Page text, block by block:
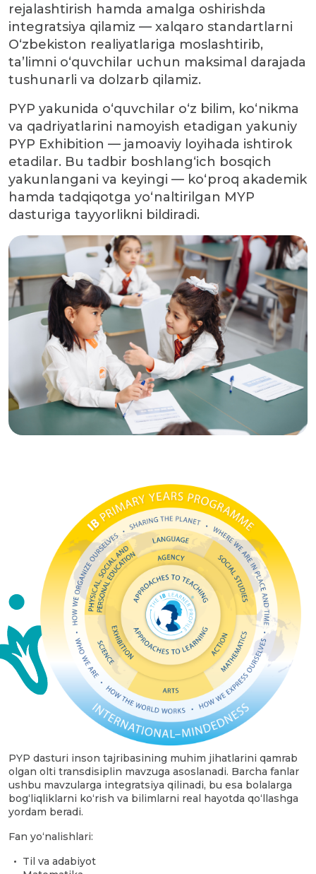
rejalashtirish hamda amalga oshirishda
integratsiya qilamiz — xalqaro standartlarni
O‘zbekiston realiyatlariga moslashtirib,
ta’limni o‘quvchilar uchun maksimal darajada
tushunarli va dolzarb qilamiz.
PYP yakunida o‘quvchilar o‘z bilim, ko‘nikma
va qadriyatlarini namoyish etadigan yakuniy
PYP Exhibition — jamoaviy loyihada ishtirok
etadilar. Bu tadbir boshlang‘ich bosqich
yakunlangani va keyingi — ko‘proq akademik
hamda tadqiqotga yo‘naltirilgan MYP
dasturiga tayyorlikni bildiradi.
PYP dasturi inson tajribasining muhim jihatlarini qamrab
olgan olti transdisiplin mavzuga asoslanadi. Barcha fanlar
ushbu mavzularga integratsiya qilinadi, bu esa bolalarga
bog‘liqliklarni ko‘rish va bilimlarni real hayotda qo‘llashga
yordam beradi.
Fan yo‘nalishlari:
Til va adabiyot